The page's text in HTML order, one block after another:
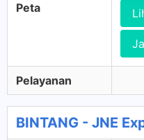
Peta
Pelayanan
BINTANG - JNE